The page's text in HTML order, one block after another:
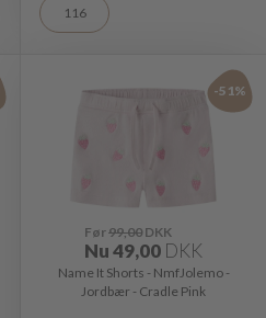
116
-51%
Før99,00 DKK
Nu49,00 DKK
Name It Shorts - NmfJolemo -
Jordbær - Cradle Pink